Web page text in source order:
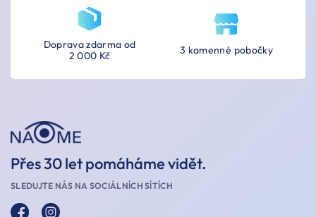
3 kamenné pobočky
Doprava zdarma od
2 000 Kč
Přes 30 let pomáháme vidět.
SLEDUJTE NÁS NA SOCIÁLNÍCH SÍTÍCH